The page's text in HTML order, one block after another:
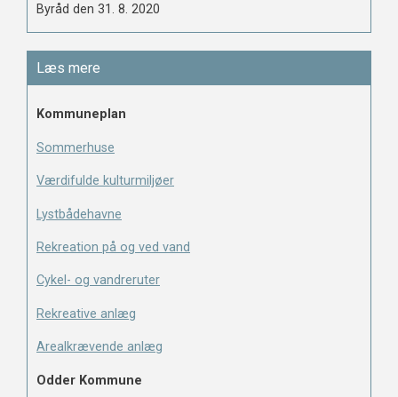
Byråd den 31. 8. 2020
Læs mere
Kommuneplan
Sommerhuse
Værdifulde kulturmiljøer
Lystbådehavne
Rekreation på og ved vand
Cykel- og vandreruter
Rekreative anlæg
Arealkrævende anlæg
Odder Kommune